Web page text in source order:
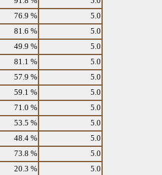
76.9 %
5.0
81.6 %
5.0
49.9 %
5.0
81.1 %
5.0
57.9 %
5.0
59.1 %
5.0
71.0 %
5.0
53.5 %
5.0
48.4 %
5.0
73.8 %
5.0
20.3 %
5.0